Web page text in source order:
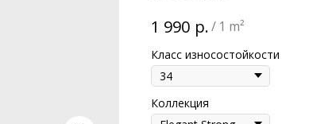
1 990 р./ 1 m²
Класс износостойкости
Коллекция